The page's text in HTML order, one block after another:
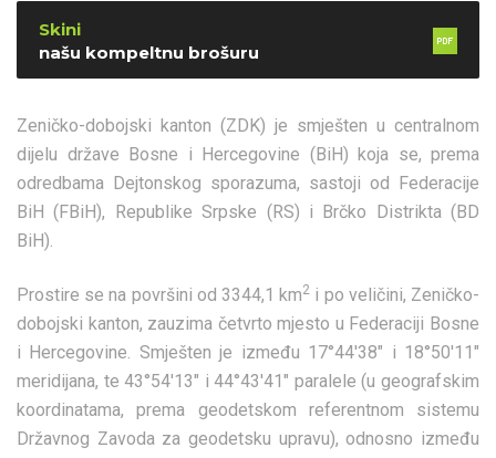
Skini
našu kompeltnu brošuru
Zeničko-dobojski kanton (ZDK) je smješten u centralnom
dijelu države Bosne i Hercegovine (BiH) koja se, prema
odredbama Dejtonskog sporazuma, sastoji od Federacije
BiH (FBiH), Republike Srpske (RS) i Brčko Distrikta (BD
BiH).
Prostire se na površini od 3344,1 km2 i po veličini, Zeničko-
dobojski kanton, zauzima četvrto mjesto u Federaciji Bosne
i Hercegovine. Smješten je između 17°44'38" i 18°50'11"
meridijana, te 43°54'13" i 44°43'41" paralele (u geografskim
koordinatama, prema geodetskom referentnom sistemu
Državnog Zavoda za geodetsku upravu), odnosno između